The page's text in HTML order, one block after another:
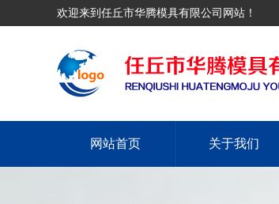
欢迎来到任丘市华腾模具有限公司网站！
网站首页 关于我们